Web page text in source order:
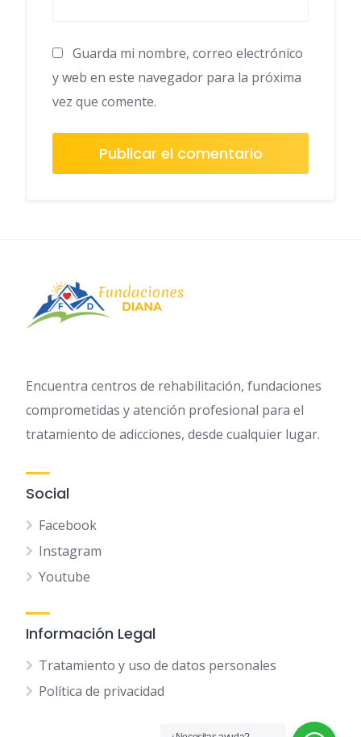
Guarda mi nombre, correo electrónico
y web en este navegador para la próxima
vez que comente.
Encuentra centros de rehabilitación, fundaciones
comprometidas y atención profesional para el
tratamiento de adicciones, desde cualquier lugar.
Social
Facebook
Instagram
Youtube
Información Legal
Tratamiento y uso de datos personales
Política de privacidad